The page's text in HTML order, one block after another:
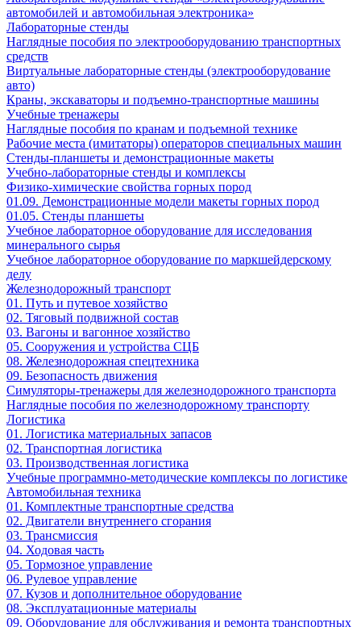
автомобилей и автомобильная электроника»
Лабораторные стенды
Наглядные пособия по электрооборудованию транспортных
средств
Виртуальные лабораторные стенды (электрооборудование
авто)
Краны, экскаваторы и подъемно-транспортные машины
Учебные тренажеры
Наглядные пособия по кранам и подъемной технике
Рабочие места (имитаторы) операторов специальных машин
Стенды-планшеты и демонстрационные макеты
Учебно-лабораторные стенды и комплексы
Физико-химические свойства горных пород
01.09. Демонстрационные модели макеты горных пород
01.05. Стенды планшеты
Учебное лабораторное оборудование для исследования
минерального сырья
Учебное лабораторное оборудование по маркшейдерскому
делу
Железнодорожный транспорт
01. Путь и путевое хозяйство
02. Тяговый подвижной состав
03. Вагоны и вагонное хозяйство
05. Сооружения и устройства СЦБ
08. Железнодорожная спецтехника
09. Безопасность движения
Симуляторы-тренажеры для железнодорожного транспорта
Наглядные пособия по железнодорожному транспорту
Логистика
01. Логистика материальных запасов
02. Транспортная логистика
03. Производственная логистика
Учебные программно-методические комплексы по логистике
Автомобильная техника
01. Комплектные транспортные средства
02. Двигатели внутреннего сгорания
03. Трансмиссия
04. Ходовая часть
05. Тормозное управление
06. Рулевое управление
07. Кузов и дополнительное оборудование
08. Эксплуатационные материалы
09. Оборудование для обслуживания и ремонта транспортных